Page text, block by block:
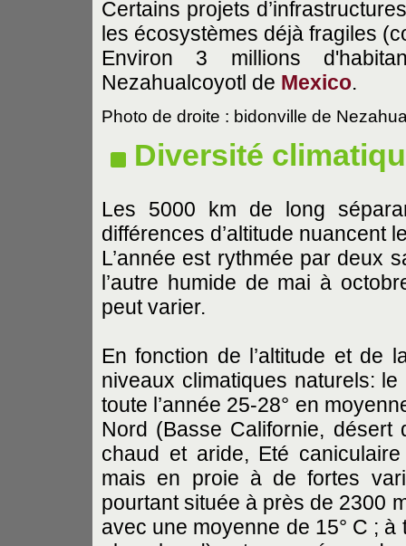
Certains projets
les écosystèmes déjà fragiles
Environ 3 millions
Nezahualcoyotl de Mexico.
Photo de droite : bidonville de
Diversité
Les 5000 km de long
différences d’altitude nuancent
L’année est rythmée par deux
l’autre humide de mai à
peut varier.
En fonction de l’altitude et de
niveaux climatiques naturels:
toute l’année 25-28° en
Nord (Basse Californie, désert
chaud et aride, Eté
mais en proie à de fortes
pourtant située à près de 2300
avec une moyenne de 15° C ; à